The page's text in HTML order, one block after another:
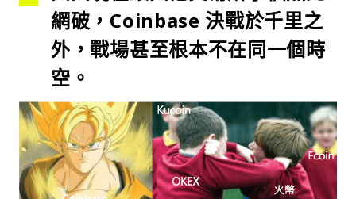
網破，Coinbase 決戰於千里之
外，戰場甚至根本不在同一個時
空。